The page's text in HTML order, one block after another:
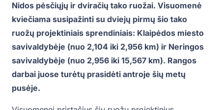
Nidos pėsčiųjų ir dviračių tako ruožai. Visuomenė
kviečiama susipažinti su dviejų pirmų šio tako
ruožų projektiniais sprendiniais: Klaipėdos miesto
savivaldybėje (nuo 2,104 iki 2,956 km) ir Neringos
savivaldybėje (nuo 2,956 iki 15,567 km). Rangos
darbai juose turėtų prasidėti antroje šių metų
pusėje.